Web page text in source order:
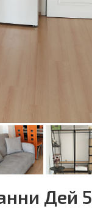
Дей 5